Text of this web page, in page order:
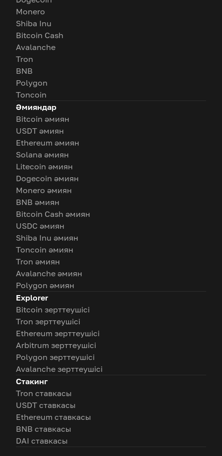
Monero
Shiba Inu
Bitcoin Cash
Avalanche
Tron
BNB
Polygon
Toncoin
Әмияндар
Bitcoin әмиян
USDT әмиян
Ethereum әмиян
Solana әмиян
Litecoin әмиян
Dogecoin әмиян
Monero әмиян
BNB әмиян
Bitcoin Cash әмиян
USDC әмиян
Shiba Inu әмиян
Toncoin әмиян
Tron әмиян
Avalanche әмиян
Polygon әмиян
Explorer
Bitcoin зерттеушісі
Tron зерттеушісі
Ethereum зерттеушісі
Arbitrum зерттеушісі
Polygon зерттеушісі
Avalanche зерттеушісі
Стакинг
Tron ставкасы
USDT ставкасы
Ethereum ставкасы
BNB ставкасы
DAI ставкасы